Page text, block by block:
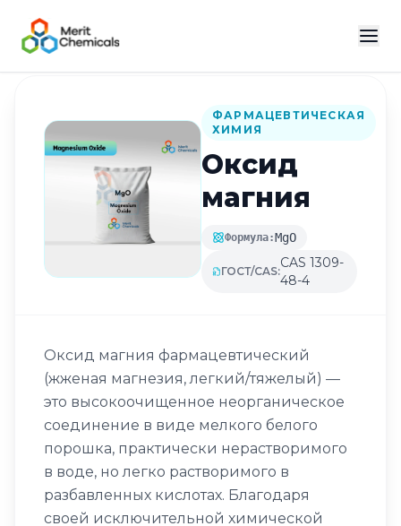
Назад в каталог
ФАРМАЦЕВТИЧЕСКАЯ
ХИМИЯ
Оксид
магния
Формула:MgO
ГОСТ/CAS:
CAS 1309-
48-4
Оксид магния фармацевтический
(жженая магнезия, легкий/тяжелый) —
это высокоочищенное неорганическое
соединение в виде мелкого белого
порошка, практически нерастворимого
в воде, но легко растворимого в
разбавленных кислотах. Благодаря
своей исключительной химической